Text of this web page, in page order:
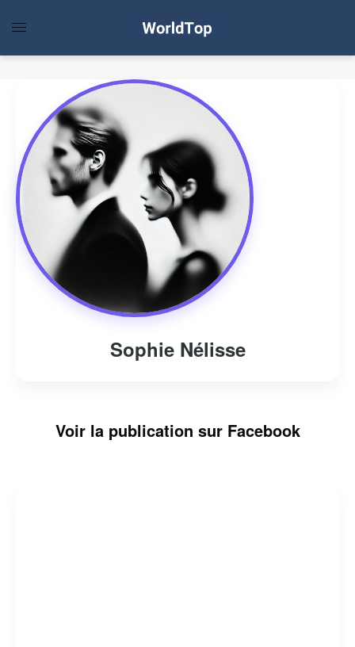
Sophie Nélisse
Voir la publication sur Facebook